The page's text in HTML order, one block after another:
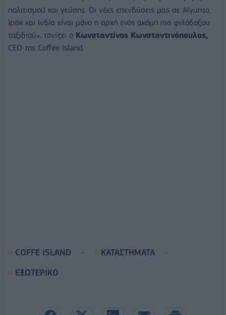
πολιτισμού και γεύσης. Οι νέες επενδύσεις μας σε Αίγυπτο,
Ιράκ και Ινδία είναι μόνο η αρχή ενός ακόμη πιο φιλόδοξου
ταξιδιού», τονίζει ο Κωνσταντίνος Κωνσταντινόπουλος,
CEO της Coffee Island.
COFFE ISLAND
ΚΑΤΑΣΤΗΜΑΤΑ
ΕΞΩΤΕΡΙΚΟ